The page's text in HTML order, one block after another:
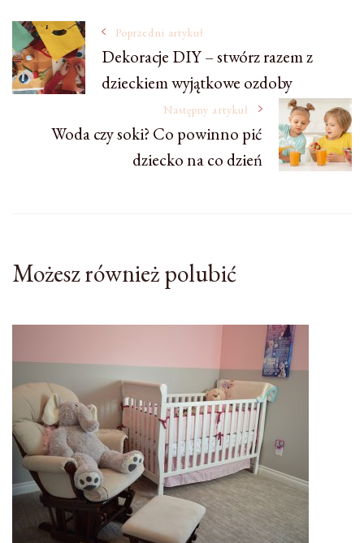
Nawigacja
wpisu
Poprzedni artykuł
Dekoracje DIY – stwórz razem z
dzieckiem wyjątkowe ozdoby
Następny artykuł
Woda czy soki? Co powinno pić
dziecko na co dzień
Możesz również polubić